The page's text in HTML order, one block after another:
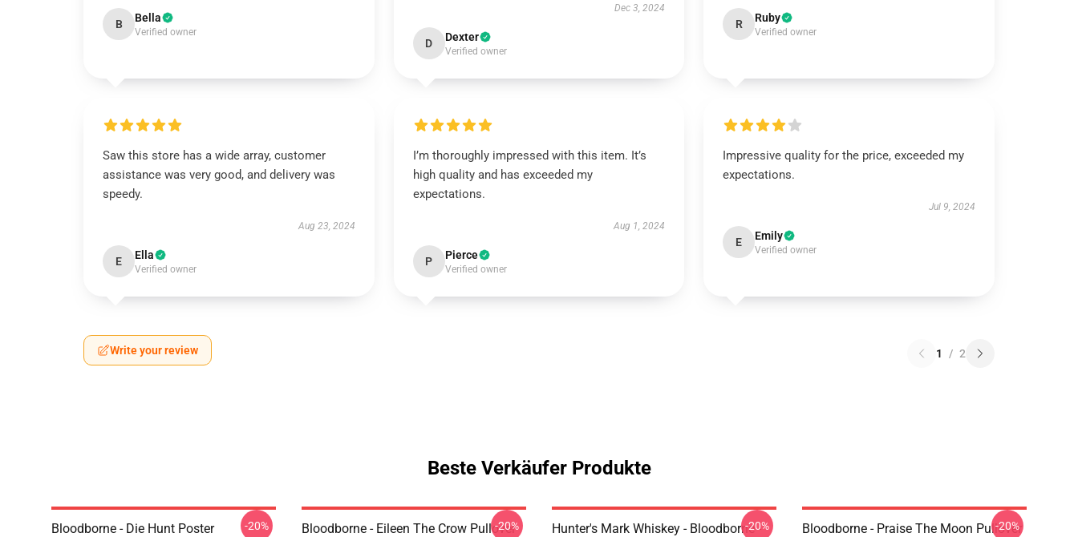
B Bella
Verified owner
Dec 3, 2024
D Dexter
Verified owner
R Ruby
Verified owner
Saw this store has a wide array, customer
assistance was very good, and delivery was
speedy.
Aug 23, 2024
E Ella
Verified owner
I’m thoroughly impressed with this item. It’s
high quality and has exceeded my
expectations.
Aug 1, 2024
P Pierce
Verified owner
Impressive quality for the price, exceeded my
expectations.
Jul 9, 2024
E Emily
Verified owner
Write your review 1 / 2
Beste Verkäufer Produkte
Bloodborne - Die Hunt Poster -20%
Bloodborne - Eileen The Crow Pullover
-20%
Hunter's Mark Whiskey - Bloodborne -
-20%
Bloodborne - Praise The Moon Pullover
-20%